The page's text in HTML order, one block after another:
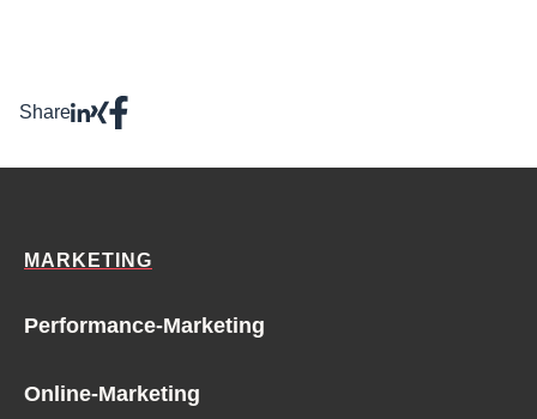
Share
MARKETING
Performance-Marketing
Online-Marketing